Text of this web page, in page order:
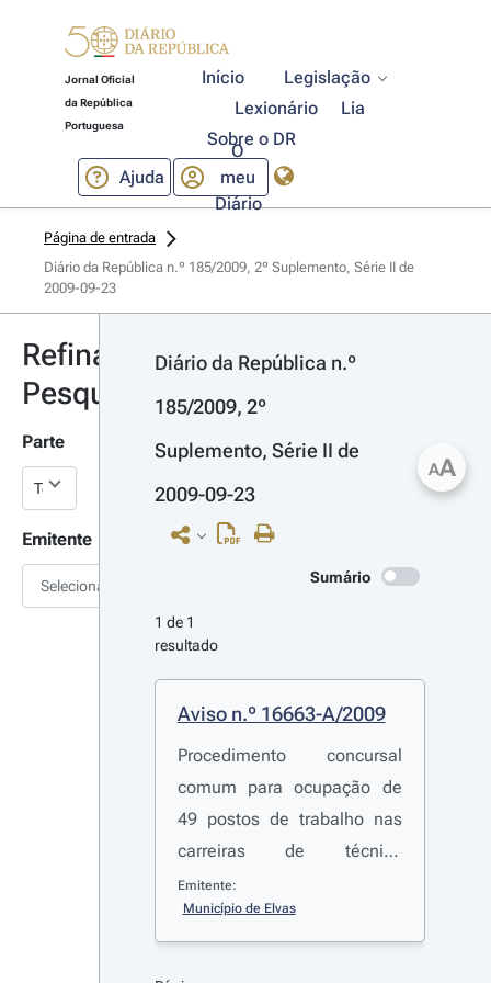
Jornal Oficial
da República
Portuguesa
Início
Legislação
Lexionário
Lia
Sobre o DR
Ajuda
O
meu
Diário
Página de entrada
Diário da República n.º 185/2009, 2º Suplemento, Série II de
2009-09-23
Refinar
Pesquisa
Parte
Emitente
Selecionar
Diário da República n.º
185/2009, 2º
Suplemento, Série II de
2009-09-23
Sumário
1 de 1
resultado
Aviso n.º 16663-A/2009
Procedimento concursal
comum para ocupação de
49 postos de trabalho nas
carreiras de técnico
superior, assistente técnico
e assistente operacional
Emitente:
Município de Elvas
AA